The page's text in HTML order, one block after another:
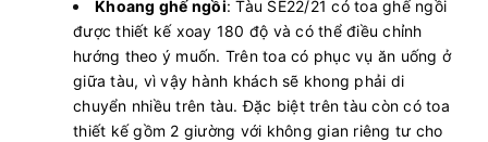
Khoang ghế ngồi: Tàu SE22/21 có toa ghế ngồi
được thiết kế xoay 180 độ và có thể điều chỉnh
hướng theo ý muốn. Trên toa có phục vụ ăn uống ở
giữa tàu, vì vậy hành khách sẽ khong phải di
chuyển nhiều trên tàu. Đặc biệt trên tàu còn có toa
thiết kế gồm 2 giường với không gian riêng tư cho